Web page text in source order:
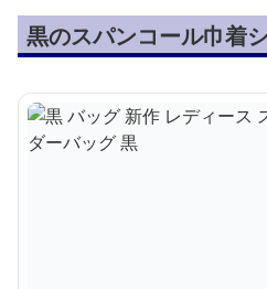
黒のスパンコール巾着